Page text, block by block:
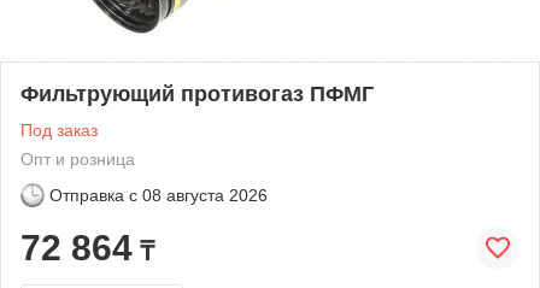
Фильтрующий противогаз ПФМГ
Под заказ
Опт и розница
Отправка с 08 августа 2026
72 864 ₸